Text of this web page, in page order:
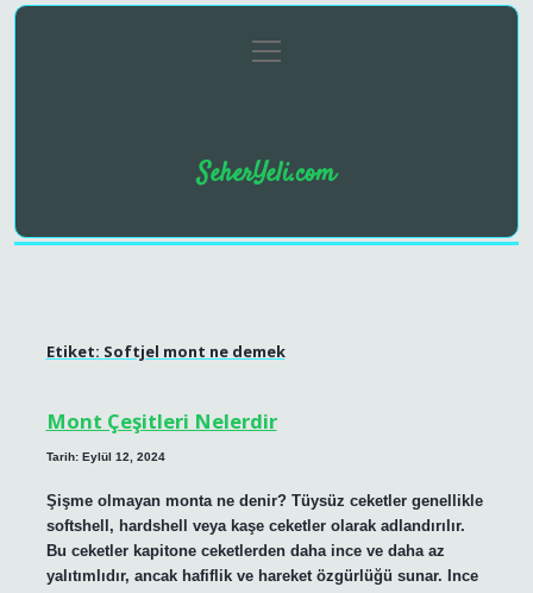
Gizlilik Politikası
menüyü
aç
SeherYeli.com
Etiket: Softjel mont ne demek
Mont Çeşitleri Nelerdir
Tarih: Eylül 12, 2024
Şişme olmayan monta ne denir? Tüysüz ceketler genellikle
softshell, hardshell veya kaşe ceketler olarak adlandırılır.
Bu ceketler kapitone ceketlerden daha ince ve daha az
yalıtımlıdır, ancak hafiflik ve hareket özgürlüğü sunar. Ince